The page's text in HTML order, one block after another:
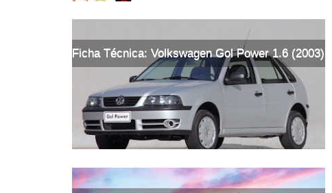
Ficha Técnica: Volkswagen Gol Power 1.6 (2003)